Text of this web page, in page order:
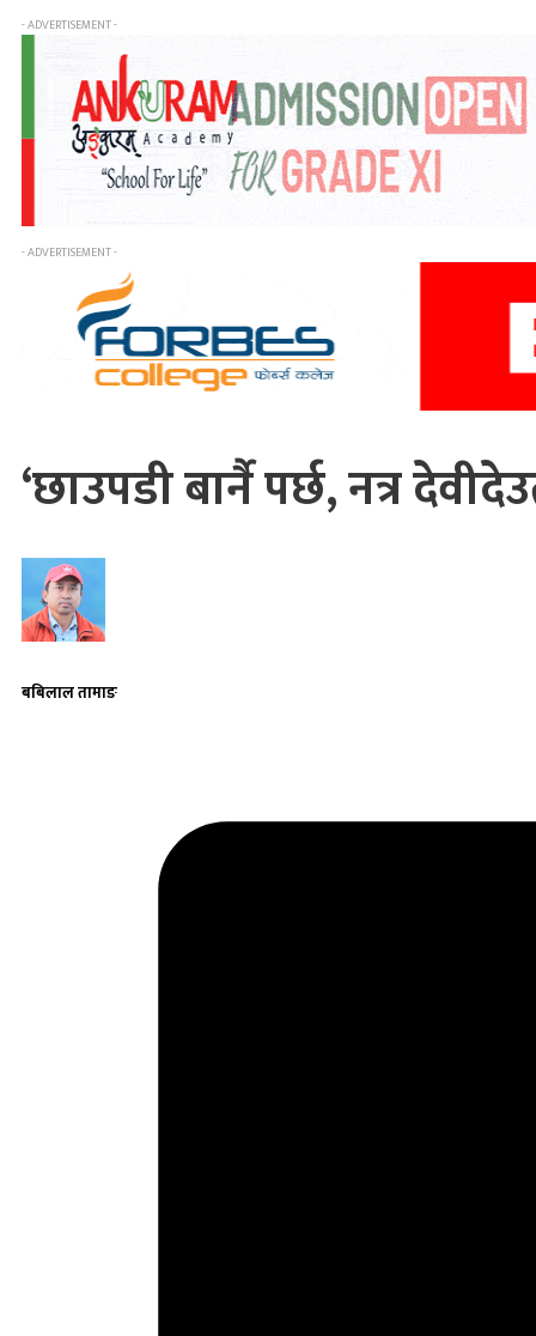
- ADVERTISEMENT -
- ADVERTISEMENT -
‘छाउपडी बार्नै पर्छ, नत्र
बबिलाल तामाङ